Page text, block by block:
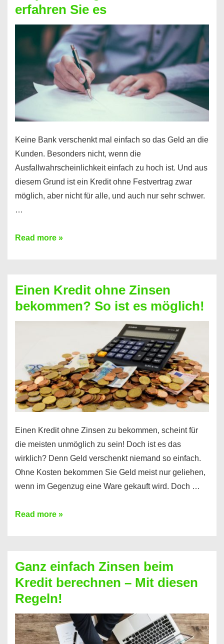
nicht
nur
für
Handy
möglich!
erfahren Sie es
Keine Bank verschenkt mal einfach so das Geld an die
Kunden. Besonders nicht, wenn die
Ausfallwahrscheinlichkeit einfach zu hoch ist. Und aus
diesem Grund ist ein Kredit ohne Festvertrag zwar
möglich, aber nicht für alle, und auch nur sehr schwer.
…
Ist
Festvertrag
für
jeden
erfahren
Sie
es
Read more »
Einen Kredit ohne Zinsen
bekommen? So ist es möglich!
Einen Kredit ohne Zinsen zu bekommen, scheint für
die meisten unmöglich zu sein! Doch ist es das
wirklich? Denn Geld verschenkt niemand so einfach.
Ohne Kosten bekommen Sie Geld meist nur geliehen,
wenn im Gegenzug eine Ware gekauft wird. Doch …
Einen
bekommen?
So
ist
es
möglich!
Read more »
Ganz einfach Zinsen beim
Kredit berechnen – Mit diesen
Regeln!